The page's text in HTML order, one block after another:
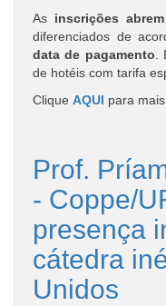
As inscrições
diferenciados de
data de pagamento
de hotéis com tarifa
Clique AQUI para
Prof.
- Coppe/
presença
cátedra
Unidos